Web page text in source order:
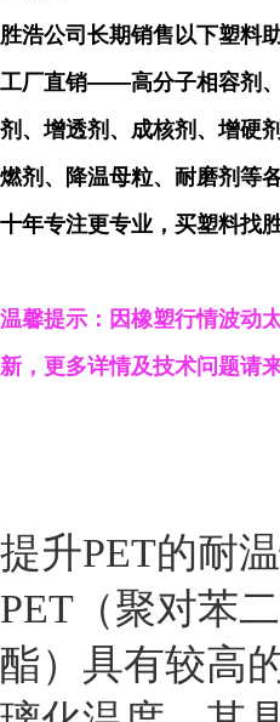
胜浩公司长期销售以下塑料
工厂直销——高分子相容剂
剂、增透剂、成核剂、增硬
燃剂、降温母粒、耐磨剂等
十年专注更专业，买塑料找
温馨提示：因橡塑行情波动
新，更多详情及技术问题请
提升PET的耐温
PET（聚对苯
酯）具有较高